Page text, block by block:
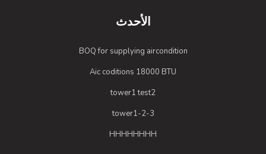
الأحدث
BOQ for supplying aircondition
Aic coditions 18000 BTU
tower1 test2
tower1-2-3
HHHHHHHH